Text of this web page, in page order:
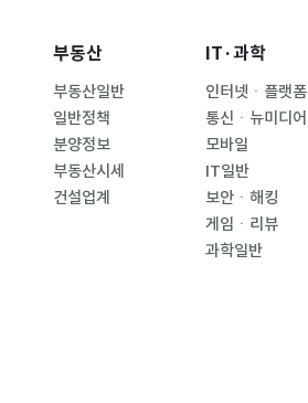
부동산
부동산일반
일반정책
분양정보
부동산시세
건설업계
IT·과학
인터넷ㆍ플랫폼
통신ㆍ뉴미디어
모바일
IT일반
보안ㆍ해킹
게임ㆍ리뷰
과학일반